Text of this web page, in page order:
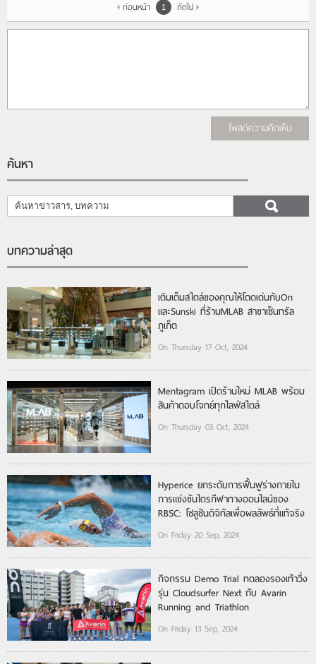
ก่อนหน้า 1 ถัดไป
โพสต์ความคิดเห็น
ค้นหา
บทความล่าสุด
เติมเต็มสไตล์ของคุณให้โดดเด่นกับOn
และSunski ที่ร้านMLAB สาขาเซ็นทรัล
ภูเก็ต
On Thursday 17 Oct, 2024
Mentagram เปิดร้านใหม่ MLAB พร้อม
สินค้าตอบโจทย์ทุกไลฟ์สไตล์
On Thursday 03 Oct, 2024
Hyperice ยกระดับการฟื้นฟูร่างกายใน
การแข่งขันไตรกีฬาทางออนไลน์ของ
RBSC: โซลูชันดิจิทัลเพื่อผลลัพธ์ที่แท้จริง
On Friday 20 Sep, 2024
กิจกรรม Demo Trial ทดลองรองเท้าวิ่ง
รุ่น Cloudsurfer Next กับ Avarin
Running and Triathlon
On Friday 13 Sep, 2024